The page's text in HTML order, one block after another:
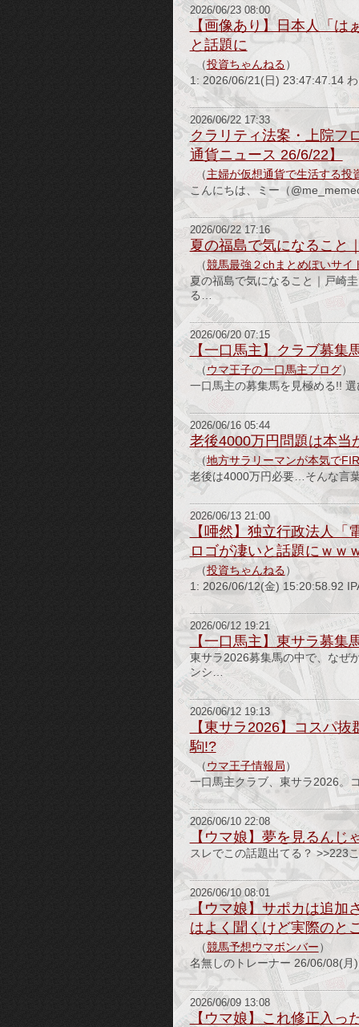
2026/06/23 08:00
【画像あり】日本人「
と話題に
（投資ちゃんねる）
1: 2026/06/21(日) 23:47:47.14
2026/06/22 17:33
クラリティ法案・上院フ
通貨ニュース 26/6/22】
（主婦が仮想通貨で生活する投
こんにちは、ミー（
2026/06/22 17:16
夏の福島で気になること
（競馬最強２chまとめぽいサイ
夏の福島で気になること｜戸崎
る…
2026/06/20 07:15
【一口馬主】クラブ募集
（ウマ王子の一口馬主ブログ）
一口馬主の募集馬を見極める!!
2026/06/16 05:44
老後4000万円問題は本当
（地方サラリーマンが本気で
老後は4000万円必要…そんな言
2026/06/13 21:00
【唖然】独立行政法人
ロゴが凄いと話題にｗｗ
（投資ちゃんねる）
1: 2026/06/12(金) 15:20:58.92
2026/06/12 19:21
【一口馬主】東サラ募集
東サラ2026募集馬の中で、なぜ
ンシ…
2026/06/12 19:13
【東サラ2026】コスパ
駒!?
（ウマ王子情報局）
一口馬主クラブ、東サラ2026。
2026/06/10 22:08
【ウマ娘】夢を見るん
スレでこの話題出てる？ >>223
2026/06/10 08:01
【ウマ娘】サポカは追加
はよく聞くけど実際のと
（競馬予想ウマボンバー）
名無しのトレーナー 26/06/08(月
2026/06/09 13:08
【ウマ娘】これ修正入っ